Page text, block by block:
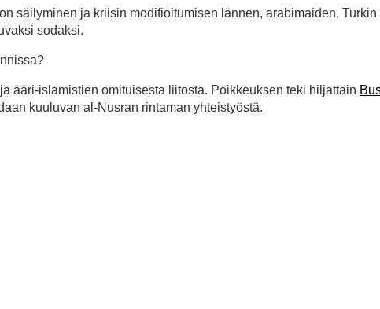
säilyminen ja kriisin modifioitumisen lännen, arabimaiden, Turkin
sodaksi.
ääri-islamistien omituisesta liitosta. Poikkeuksen teki hiljattain
kuuluvan al-Nusran rintaman yhteistyöstä.